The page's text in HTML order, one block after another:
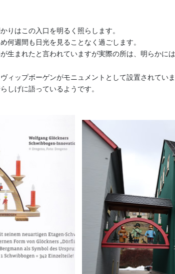
りはこの入口を明るく照らします。
何週間も日光を見ることなく過ごします。
生まれたと言われていますが実際の所は、明らかには
ィップボーゲンがモニュメントとして設置されていま
しげに語っているようです。